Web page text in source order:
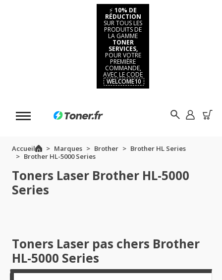
⚡ 10% DE
RÉDUCTION
SUR TOUS LES
PRODUITS DE
LA GAMME
TONER
SERVICES,
POUR VOTRE
PREMIÈRE
COMMANDE,
AVEC LE CODE
WELCOME10
Accueil Marques Brother
Brother HL Series
Brother HL-5000 Series
Toners Laser Brother HL-5000
Series
Toners Laser pas chers Brother
HL-5000 Series